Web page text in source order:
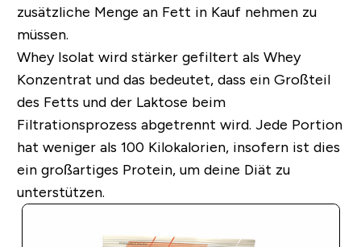
zusätzliche Menge an Fett in Kauf nehmen zu
müssen.
Whey Isolat wird stärker gefiltert als Whey
Konzentrat und das bedeutet, dass ein Großteil
des Fetts und der Laktose beim
Filtrationsprozess abgetrennt wird. Jede Portion
hat weniger als 100 Kilokalorien, insofern ist dies
ein großartiges Protein, um deine Diät zu
unterstützen.